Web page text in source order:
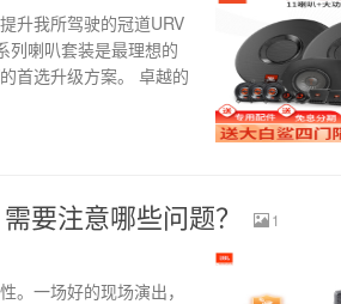
升我所驾驶的冠道URV
列喇叭套装是最理想的
首选升级方案。 卓越的
要注意哪些问题？
1
。一场好的现场演出，